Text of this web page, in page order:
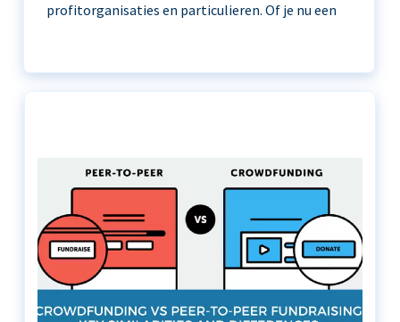
profitorganisaties en particulieren. Of je nu een